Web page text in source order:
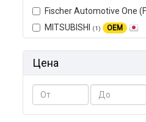
Fischer Automotive One
MITSUBISHI (1) OEM
Цена